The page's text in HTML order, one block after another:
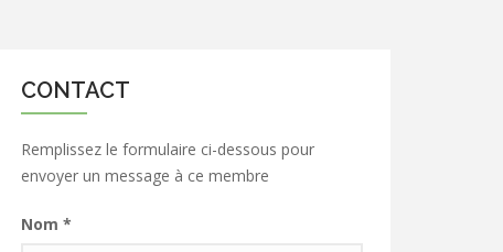
CONTACT
Remplissez le formulaire ci-dessous pour
envoyer un message à ce membre
Nom *